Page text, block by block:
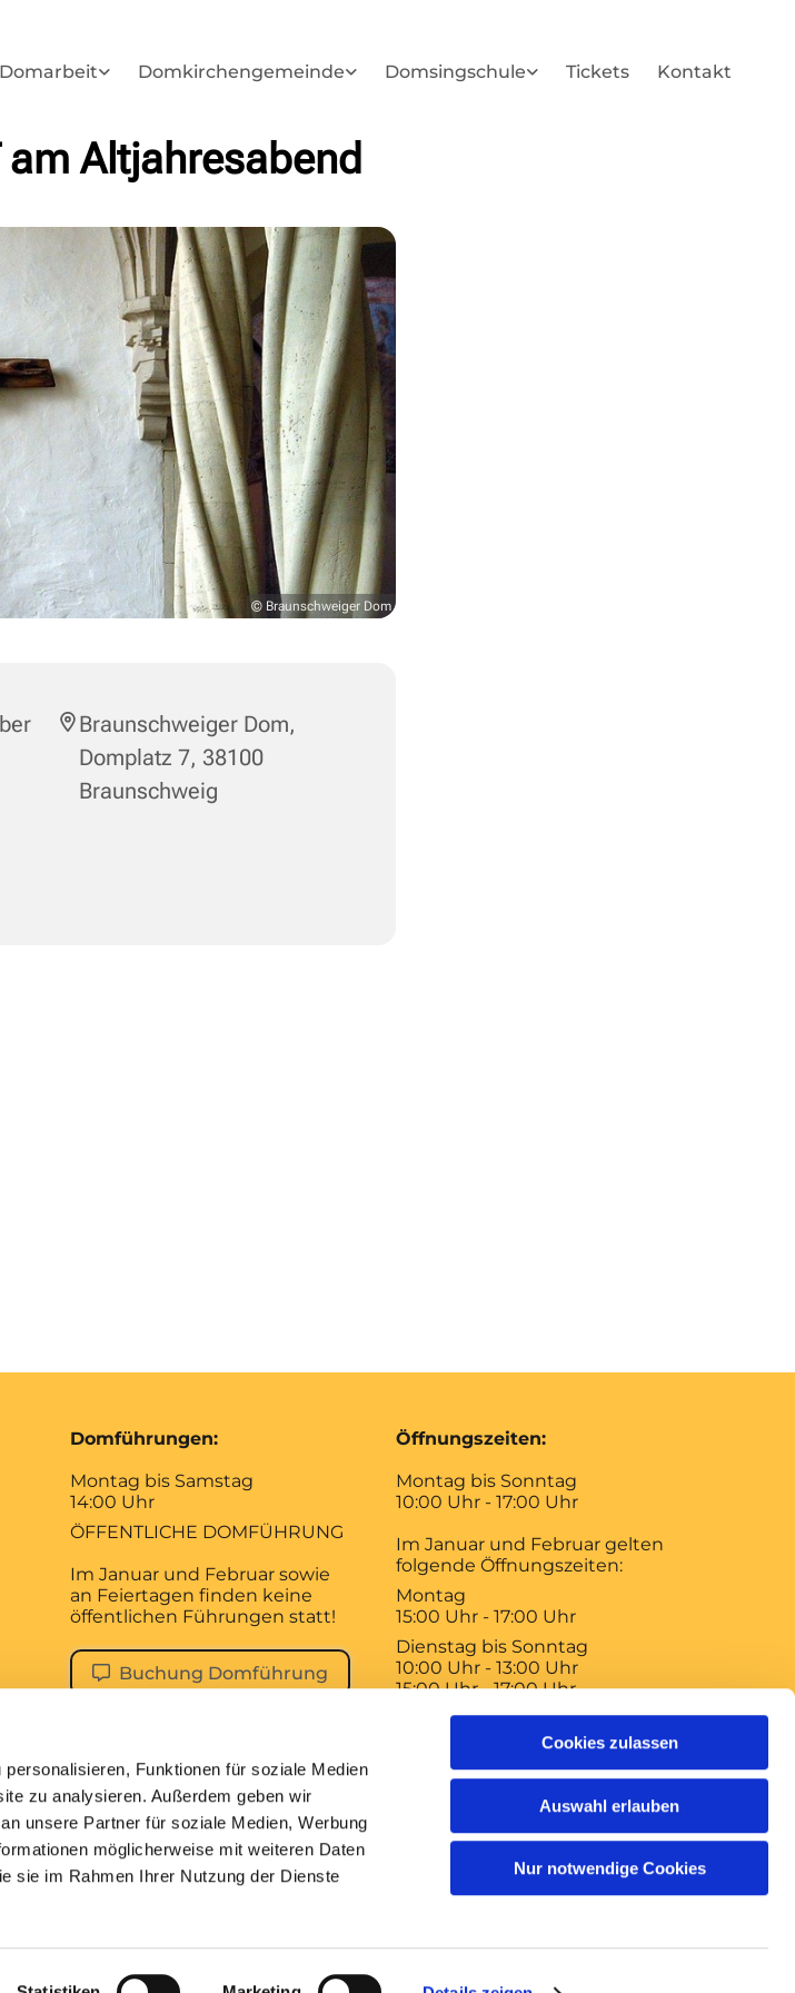
Funktionen für soziale Medien
zu analysieren. Außerdem geben wir
unsere Partner für soziale Medien, Werbung
möglicherweise mit weiteren Daten
sie im Rahmen Ihrer Nutzung der Dienste
Cookies zulassen
Auswahl erlauben
Nur notwendige Cookies
Domarbeit Domkirchengemeinde Domsingschule Tickets Kontakt
am Altjahresabend
© Braunschweiger Dom
Braunschweiger Dom,
Domplatz 7, 38100
Braunschweig
Domführungen:
Montag bis Samstag
14:00 Uhr
ÖFFENTLICHE DOMFÜHRUNG
Im Januar und Februar sowie
an Feiertagen finden keine
öffentlichen Führungen statt!
Buchung Domführung
Öffnungszeiten:
Montag bis Sonntag
10:00 Uhr - 17:00 Uhr
Im Januar und Februar gelten
folgende Öffnungszeiten:
Montag
15:00 Uhr - 17:00 Uhr
Dienstag bis Sonntag
10:00 Uhr - 13:00 Uhr
15:00 Uhr - 17:00 Uhr
bleibt am 1. Januar, 1. Mai und 3.
Oktober geschlossen!